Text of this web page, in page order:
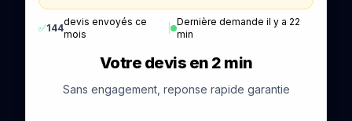
✅144
devis envoyés ce
mois
Dernière demande il y a 22
min
Votre devis en 2 min
Sans engagement, reponse rapide garantie